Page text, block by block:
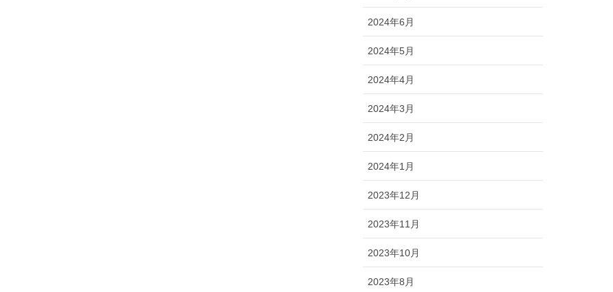
2024年6月
2024年5月
2024年4月
2024年3月
2024年2月
2024年1月
2023年12月
2023年11月
2023年10月
2023年8月